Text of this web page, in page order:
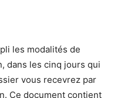
les modalités de
dans les cinq jours qui
vous recevrez par
Ce document contient